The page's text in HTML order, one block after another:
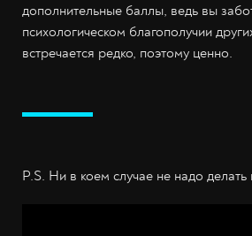
дополнительные баллы, ведь вы
психологическом благополучии
встречается редко, поэтому ценно.
P.S. Ни в коем случае не надо делать